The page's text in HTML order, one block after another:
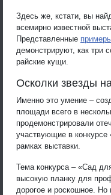
Здесь же, кстати, вы
всемирно известной
Представленные
демонстрируют, как три
райские кущи.
Осколки звезды
Именно это умение –
площади всего в
продемонстрировали
участвующие в
рамках выставки.
Тема конкурса – «Сад
высокую планку для
дорогое и роскошное. Но